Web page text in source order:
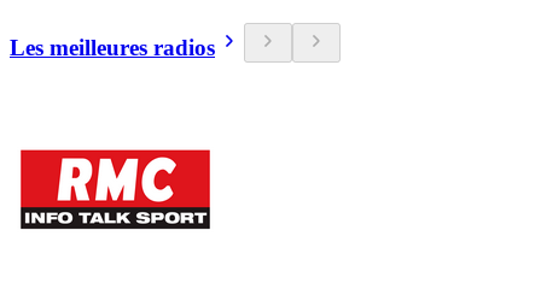
Les meilleures radios